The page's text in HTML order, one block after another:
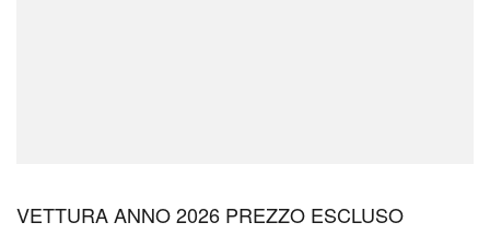
VETTURA ANNO 2026 PREZZO ESCLUSO